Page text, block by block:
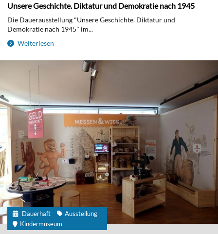
Unsere Geschichte. Diktatur und Demokratie nach 1945
Die Dauerausstellung "Unsere Geschichte. Diktatur und
Demokratie nach 1945" im...
Weiterlesen
Dauerhaft
Ausstellung
Kindermuseum